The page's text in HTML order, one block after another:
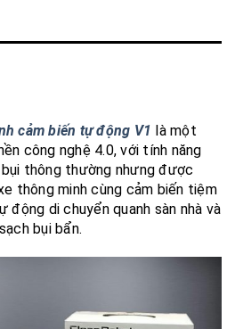
cảm biến tự động V1 là một
công nghệ 4.0, với tính năng
thông thường nhưng được
thông minh cùng cảm biến tiệm
di chuyển quanh sàn nhà và
bụi bẩn.